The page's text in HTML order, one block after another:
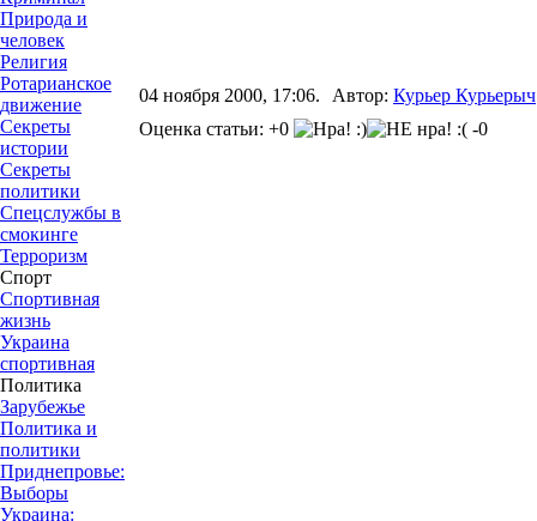
Природа и
человек
Религия
Ротарианское
движение
Секреты
истории
Секреты
политики
Спецслужбы в
смокинге
Терроризм
Спорт
Спортивная
жизнь
Украина
спортивная
Политика
Зарубежье
Политика и
политики
Приднепровье:
Выборы
Украина:
04 ноября 2000, 17:06. Автор: Курьер Курьерыч
Оценка статьи: +0
-0